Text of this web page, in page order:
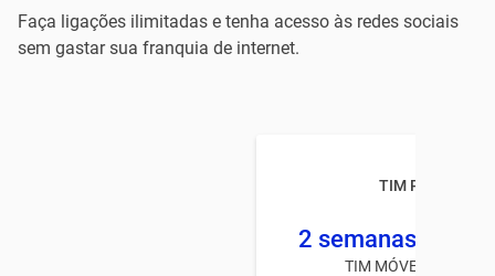
Faça ligações ilimitadas e tenha acesso às redes sociais
sem gastar sua franquia de internet.
TIM Pré TOP
2 semanas 2 GB
TIM MÓVEL PRÉ-